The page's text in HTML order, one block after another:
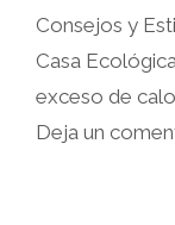
Consejos y
Casa Ecológica
exceso de
Deja un